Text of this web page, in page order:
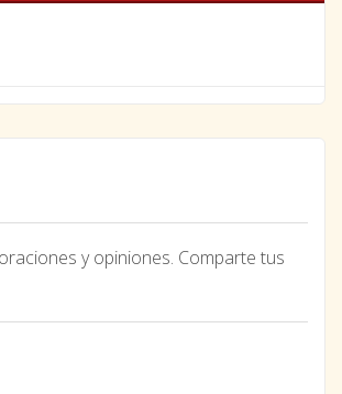
y opiniones. Comparte tus